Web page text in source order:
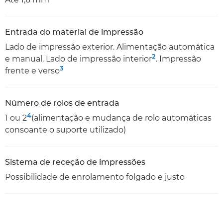
Entrada do material de impressão
Lado de impressão exterior. Alimentação automática
e manual. Lado de impressão interior2. Impressão
frente e verso3
Número de rolos de entrada
1 ou 24(alimentação e mudança de rolo automáticas
consoante o suporte utilizado)
Sistema de receção de impressões
Possibilidade de enrolamento folgado e justo